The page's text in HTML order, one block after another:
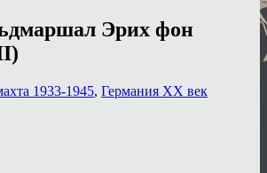
Эрих фон
1933-1945, Германия XX век